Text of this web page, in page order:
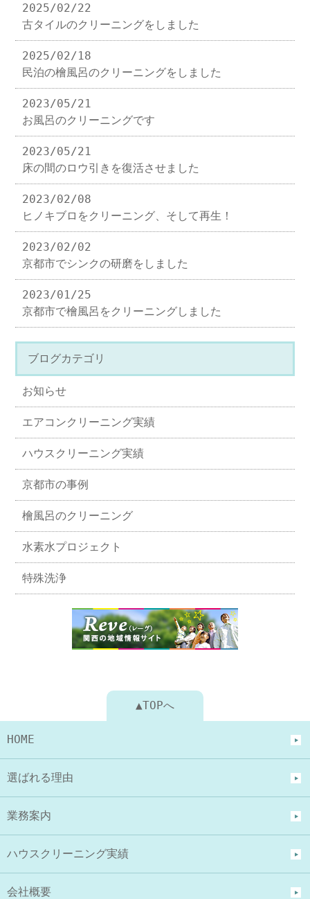
2025/02/22
古タイルのクリーニングをしました
2025/02/18
民泊の檜風呂のクリーニングをしました
2023/05/21
お風呂のクリーニングです
2023/05/21
床の間のロウ引きを復活させました
2023/02/08
ヒノキブロをクリーニング、そして再生！
2023/02/02
京都市でシンクの研磨をしました
2023/01/25
京都市で檜風呂をクリーニングしました
ブログカテゴリ
お知らせ
エアコンクリーニング実績
ハウスクリーニング実績
京都市の事例
檜風呂のクリーニング
水素水プロジェクト
特殊洗浄
▲TOPへ
HOME
選ばれる理由
業務案内
ハウスクリーニング実績
会社概要